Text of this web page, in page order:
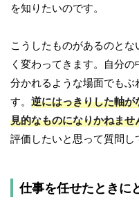
を知りたいのです。
こうしたものがあるのと
く変わってきます。自分
分かれるような場面でもぶ
す。 逆にはっきりした軸
見的なものになりかねませ
評価したいと思って質問し
仕事を任せたときに